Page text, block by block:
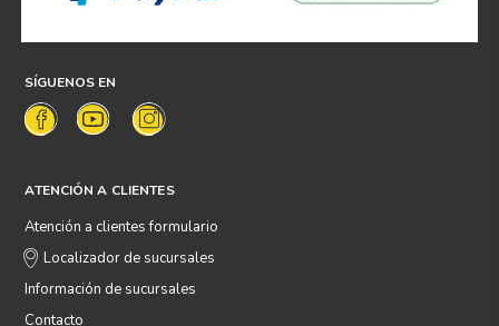
SÍGUENOS EN
ATENCIÓN A CLIENTES
Atención a clientes formulario
Localizador de sucursales
Información de sucursales
Contacto